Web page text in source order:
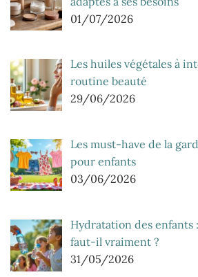
01/07/2026
Les huiles végétales à
routine beauté
29/06/2026
Les must-have de la
pour enfants
03/06/2026
Hydratation des enfants
faut-il vraiment ?
31/05/2026